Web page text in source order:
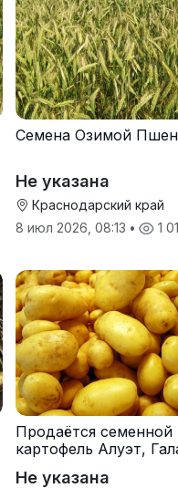
Семена Озимой
Не указана
Краснодарский край
8 июл 2026, 08:13 • 1
Продаётся семенной
картофель Алуэт,
Не указана